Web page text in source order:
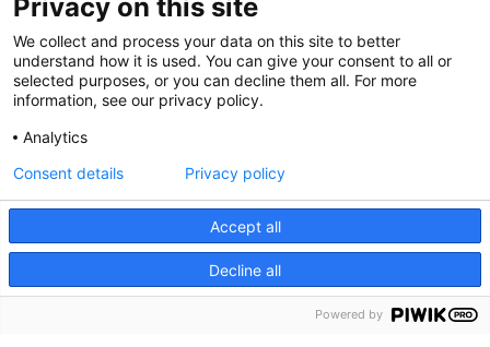
@CGTCatalunya
cgtcatalunya
CGTCatalunya
cgtcatalunya
Desenvolupat per
Privacy on this site
We collect and process your data on this site to better
understand how it is used. You can give your consent to all or
selected purposes, or you can decline them all. For more
information, see our privacy policy.
Analytics
Accept all
Decline all
Consent details Privacy policy
Powered by